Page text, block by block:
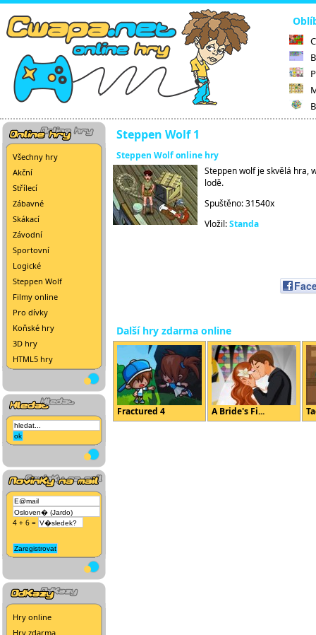
Všechny hry
Akční
Střílecí
Zábavné
Skákací
Závodní
Sportovní
Logické
Steppen Wolf
Filmy online
Pro dívky
Koňské hry
3D hry
HTML5 hry
4 + 6 =
Hry online
Hry zdarma
Steppen Wolf 1
Steppen Wolf online hry
Steppen wolf je skvělá hra,
lodě.
Spuštěno: 31540x
Vložil:Standa
Další hry zdarma online
Fractured 4 A Bride's Fi...